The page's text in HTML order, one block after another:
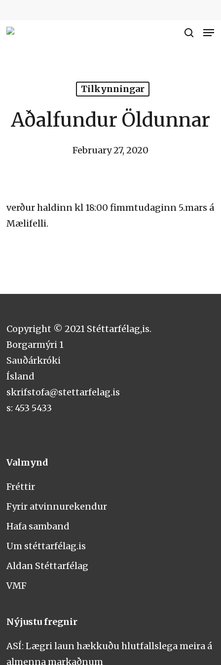
Tilkynningar
Aðalfundur Öldunnar
February 27, 2020
verður haldinn kl 18:00 fimmtudaginn 5.mars á
Mælifelli.
Copyright © 2021 Stéttarfélag,is.
Borgarmýri 1
Sauðárkróki
Ísland
skrifstofa@stettarfelag.is
s: 453 5433
Valmynd
Fréttir
Fyrir atvinnurekendur
Hafa samband
Um stéttarfélag.is
Aldan Stéttarfélag
VMF
Nýjustu fregnir
ASÍ: Lægri laun hækkuðu hlutfallslega meira á
almenna markaðnum
Close